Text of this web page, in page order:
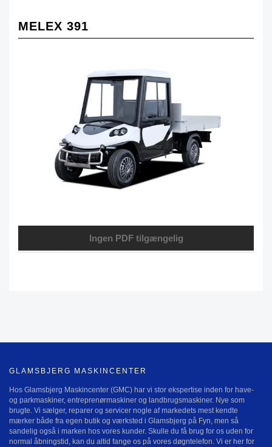
MELEX 391
Ingen PDF tilgængelig
GLAMSBJERG MASKINCENTER
Hos Glamsbjerg Maskincenter (GMC) har vi stor ekspertise inden for have-
og parkmaskiner, entreprenørmaskiner og landbrugsmaskiner. Nye som
brugte. Vi sælger, reparer og servicer nogle af markedets mest kendte
mærker både fra egen butik og værksted i Glamsbjerg på Fyn, men så
sandelig også i marken hos vores kunder. Skulle du få brug for os uden for
normal åbningstid, kan du altid fange os på vores døgntelefon. Vi er her for